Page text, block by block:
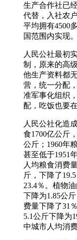
生产合作社已
代替，入社农
平均拥有4500
国范围内实现。
人民公社最初
制，原来的高
他生产资料都
营，统一分配
准军事化组织
配，吃饭也要
人民公社化造
食1700亿公斤
公斤；1960年
甚至低于1951
人均粮食消费
斤，下降了
23.4％。植物
下降为1.85公
费量下降了31
5.1公斤下降为
中城市人均消